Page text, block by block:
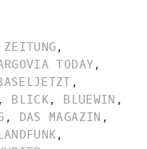
ZEITUNG,
TODAY,
,
, BLICK, BLUEWIN ,
, DAS MAGAZIN ,
,